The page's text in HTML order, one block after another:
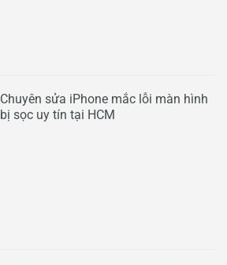
Chuyên sửa iPhone mắc lỗi màn hình
bị sọc uy tín tại HCM